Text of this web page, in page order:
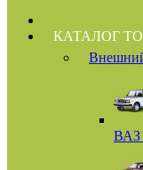
КАТАЛОГ
ВАЗ